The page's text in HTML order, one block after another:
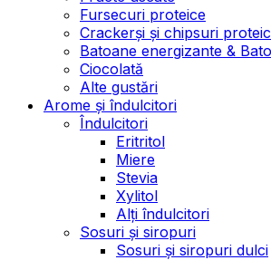
Fursecuri proteice
Crackerși și chipsuri
Batoane energizante &
Ciocolată
Alte gustări
Arome și îndulcitori
Îndulcitori
Eritritol
Miere
Stevia
Xylitol
Alți îndulcitori
Sosuri și siropuri
Sosuri și siropuri dulci